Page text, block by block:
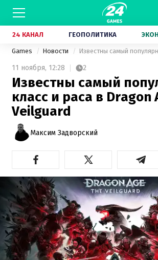
24 КАНАЛ ГЕОПОЛИТИКА
Games Новости
11 ноября, 12:28 2
Известны самый
класс и раса в Dragon
Veilguard
Максим Задворский